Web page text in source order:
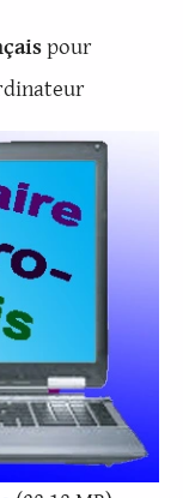
pour